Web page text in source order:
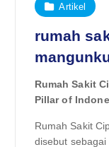
Artikel
rumah
Rumah Sakit
Pillar of
Rumah Sakit
disebut